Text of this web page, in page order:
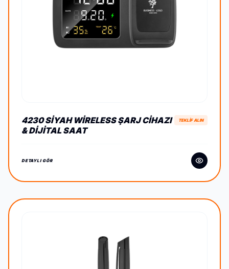
4230 SIYAH WIRELESS ŞARJ CIHAZI
& DIJITAL SAAT
TEKLİF ALIN
DETAYLI GÖR